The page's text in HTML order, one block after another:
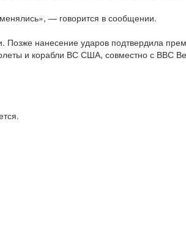
— говорится в сообщении.
нанесение ударов подтвердила
и корабли ВС США, совместно с ВВС